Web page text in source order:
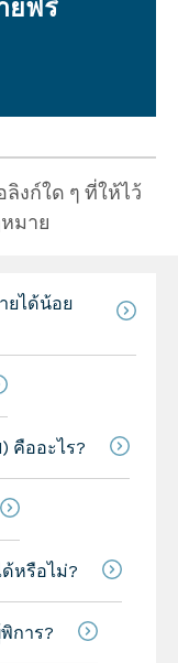
ยฟรี
งก์ใด ๆ ที่ให้ไว้
มาย
ยได้น้อย
คืออะไร?
ด้หรือไม่?
การ?